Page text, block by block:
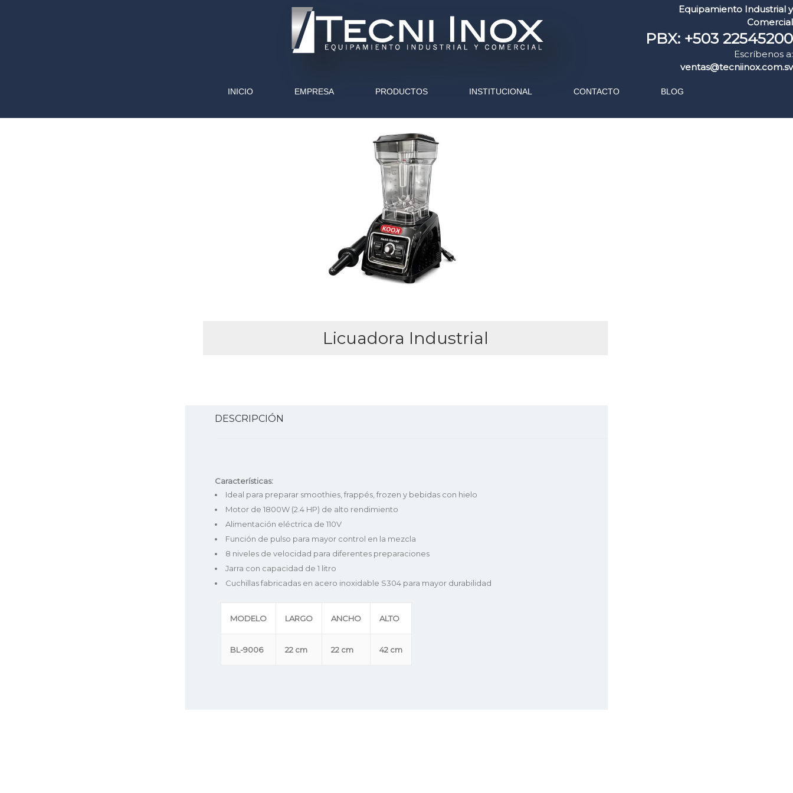
Equipamiento Industrial y
Comercial
PBX: +503 22545200
Escríbenos a:
ventas@tecniinox.com.sv
INICIO EMPRESA PRODUCTOS INSTITUCIONAL CONTACTO BLOG
Licuadora Industrial
DESCRIPCIÓN
Características:
Ideal para preparar smoothies, frappés, frozen y bebidas con hielo
Motor de 1800W (2.4 HP) de alto rendimiento
Alimentación eléctrica de 110V
Función de pulso para mayor control en la mezcla
8 niveles de velocidad para diferentes preparaciones
Jarra con capacidad de 1 litro
Cuchillas fabricadas en acero inoxidable S304 para mayor durabilidad
MODELO LARGO ANCHO ALTO
BL-9006 22 cm 22 cm 42 cm